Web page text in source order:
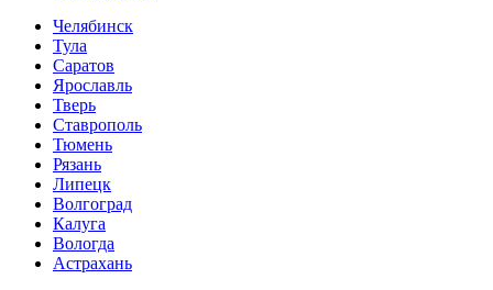
Челябинск
Тула
Саратов
Ярославль
Тверь
Ставрополь
Тюмень
Рязань
Липецк
Волгоград
Калуга
Вологда
Астрахань